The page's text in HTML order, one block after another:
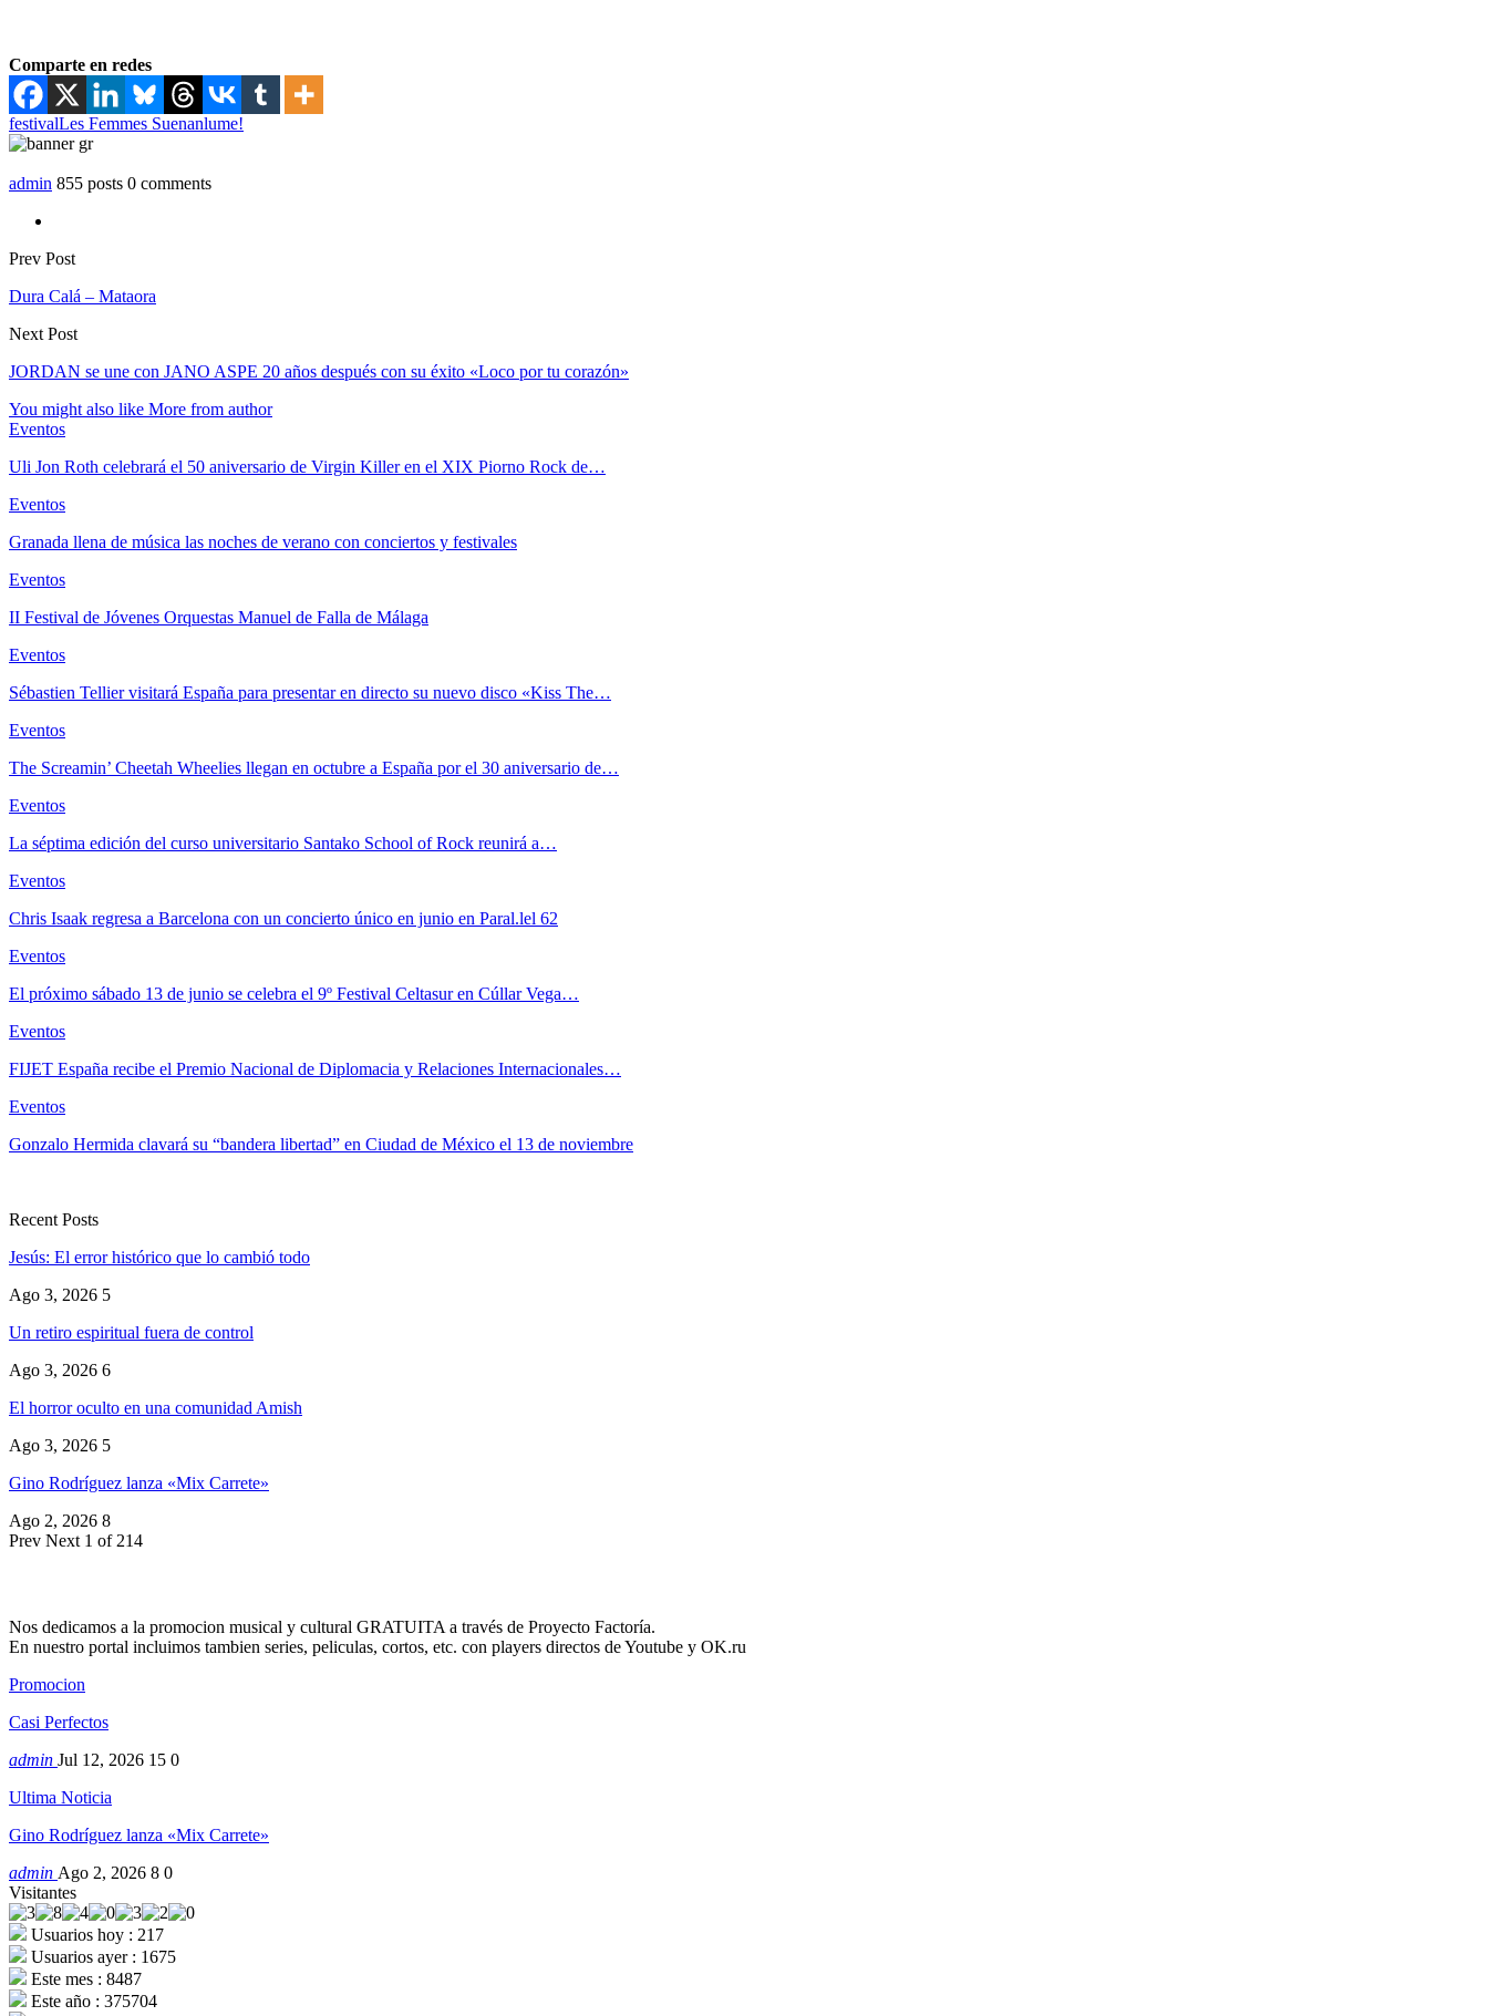
Comparte en redes
festivalLes Femmes Suenanlume!
admin 855 posts 0 comments
Prev Post
Dura Calá – Mataora
Next Post
JORDAN se une con JANO ASPE 20 años después con su éxito «Loco por tu corazón»
You might also like More from author
Eventos
Uli Jon Roth celebrará el 50 aniversario de Virgin Killer en el XIX Piorno Rock de…
Eventos
Granada llena de música las noches de verano con conciertos y festivales
Eventos
II Festival de Jóvenes Orquestas Manuel de Falla de Málaga
Eventos
Sébastien Tellier visitará España para presentar en directo su nuevo disco «Kiss The…
Eventos
The Screamin’ Cheetah Wheelies llegan en octubre a España por el 30 aniversario de…
Eventos
La séptima edición del curso universitario Santako School of Rock reunirá a…
Eventos
Chris Isaak regresa a Barcelona con un concierto único en junio en Paral.lel 62
Eventos
El próximo sábado 13 de junio se celebra el 9º Festival Celtasur en Cúllar Vega…
Eventos
FIJET España recibe el Premio Nacional de Diplomacia y Relaciones Internacionales…
Eventos
Gonzalo Hermida clavará su “bandera libertad” en Ciudad de México el 13 de noviembre
Recent Posts
Jesús: El error histórico que lo cambió todo
Ago 3, 2026 5
Un retiro espiritual fuera de control
Ago 3, 2026 6
El horror oculto en una comunidad Amish
Ago 3, 2026 5
Gino Rodríguez lanza «Mix Carrete»
Ago 2, 2026 8
Prev Next 1 of 214
Nos dedicamos a la promocion musical y cultural GRATUITA a través de Proyecto Factoría.
En nuestro portal incluimos tambien series, peliculas, cortos, etc. con players directos de Youtube y OK.ru
Promocion
Casi Perfectos
admin Jul 12, 2026 15 0
Ultima Noticia
Gino Rodríguez lanza «Mix Carrete»
admin Ago 2, 2026 8 0
Visitantes
Usuarios hoy : 217
Usuarios ayer : 1675
Este mes : 8487
Este año : 375704